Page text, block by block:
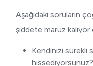
Aşağıdaki soruların
şiddete maruz kalıyor
Kendinizi sürekli
hissediyorsunuz?